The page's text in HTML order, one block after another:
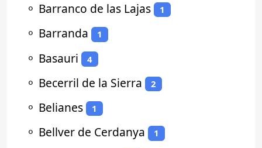
⚬ Barranco de las Lajas 1
⚬ Barranda 1
⚬ Basauri 4
⚬ Becerril de la Sierra 2
⚬ Belianes 1
⚬ Bellver de Cerdanya 1